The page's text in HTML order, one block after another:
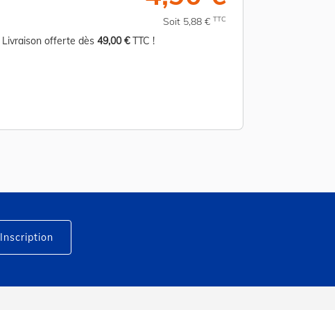
Soit 5,88 € TTC
Livraison offerte dès 49,00 €TTC !
Inscription